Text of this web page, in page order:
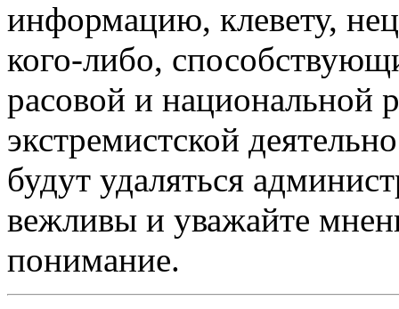
информацию, клевету,
кого-либо,
расовой и национальной
экстремистской
будут удаляться
вежливы и уважайте
понимание.